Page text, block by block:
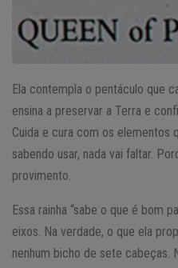
Ela contempla o pentáculo que
ensina a preservar a Terra e
Cuida e cura com os elementos
sabendo usar, nada vai faltar.
provimento.
Essa rainha “sabe o que é bom
eixos. Na verdade, o que ela
nenhum bicho de sete cabeças.